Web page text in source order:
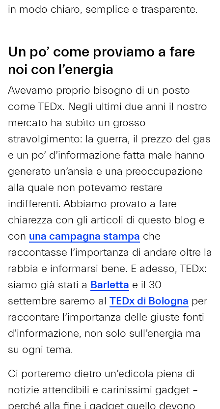
in modo chiaro, semplice e trasparente.
Un po’ come proviamo a fare
noi con l’energia
Avevamo proprio bisogno di un posto
come TEDx. Negli ultimi due anni il nostro
mercato ha subìto un grosso
stravolgimento: la guerra, il prezzo del gas
e un po’ d’informazione fatta male hanno
generato un’ansia e una preoccupazione
alla quale non potevamo restare
indifferenti. Abbiamo provato a fare
chiarezza con gli articoli di questo blog e
con una campagna stampa che
raccontasse l’importanza di andare oltre la
rabbia e informarsi bene. E adesso, TEDx:
siamo già stati a Barletta e il 30
settembre saremo al TEDx di Bologna per
raccontare l’importanza delle giuste fonti
d’informazione, non solo sull’energia ma
su ogni tema.
Ci porteremo dietro un’edicola piena di
notizie attendibili e carinissimi gadget –
perché alla fine i gadget quello devono